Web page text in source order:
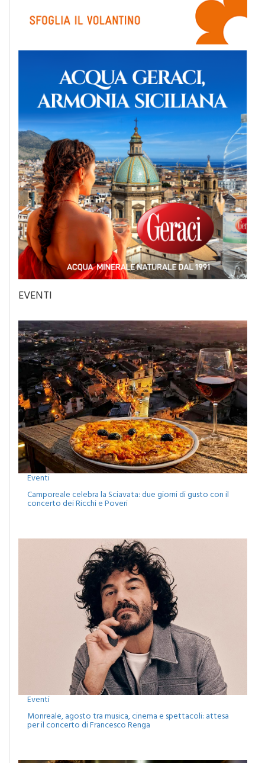
EVENTI
Eventi
Camporeale celebra la Sciavata: due giorni di gusto con il
concerto dei Ricchi e Poveri
Eventi
Monreale, agosto tra musica, cinema e spettacoli: attesa
per il concerto di Francesco Renga